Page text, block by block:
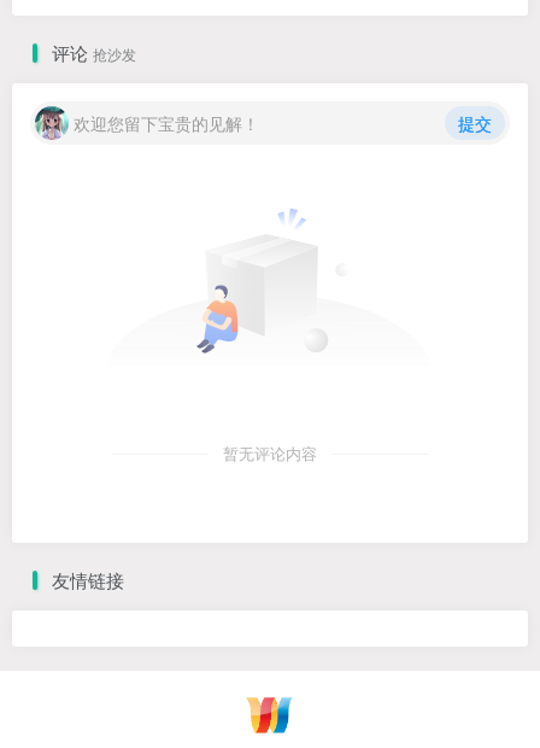
评论 抢沙发
欢迎您留下宝贵的见解！ 提交
暂无评论内容
友情链接